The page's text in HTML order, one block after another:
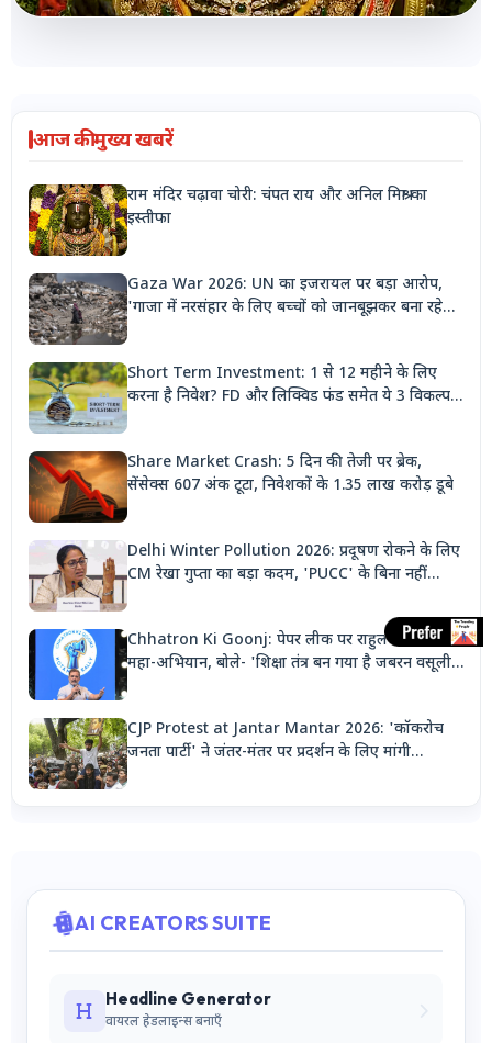
आज की मुख्य खबरें
राम मंदिर चढ़ावा चोरी: चंपत राय और अनिल मिश्रा का
इस्तीफा
Gaza War 2026: UN का इजरायल पर बड़ा आरोप,
'गाजा में नरसंहार के लिए बच्चों को जानबूझकर बना रहे
Short Term Investment: 1 से 12 महीने के लिए
करना है निवेश? FD और लिक्विड फंड समेत ये 3 विकल्प
Share Market Crash: 5 दिन की तेजी पर ब्रेक,
सेंसेक्स 607 अंक टूटा, निवेशकों के 1.35 लाख करोड़ डूबे
Delhi Winter Pollution 2026: प्रदूषण रोकने के लिए
CM रेखा गुप्ता का बड़ा कदम, 'PUCC' के बिना नहीं
Chhatron Ki Goonj: पेपर लीक पर राहुल गांधी का
महा-अभियान, बोले- 'शिक्षा तंत्र बन गया है जबरन वसूली
CJP Protest at Jantar Mantar 2026: 'कॉकरोच
जनता पार्टी' ने जंतर-मंतर पर प्रदर्शन के लिए मांगी
AI CREATORS SUITE
Headline Generator
वायरल हेडलाइन्स बनाएँ